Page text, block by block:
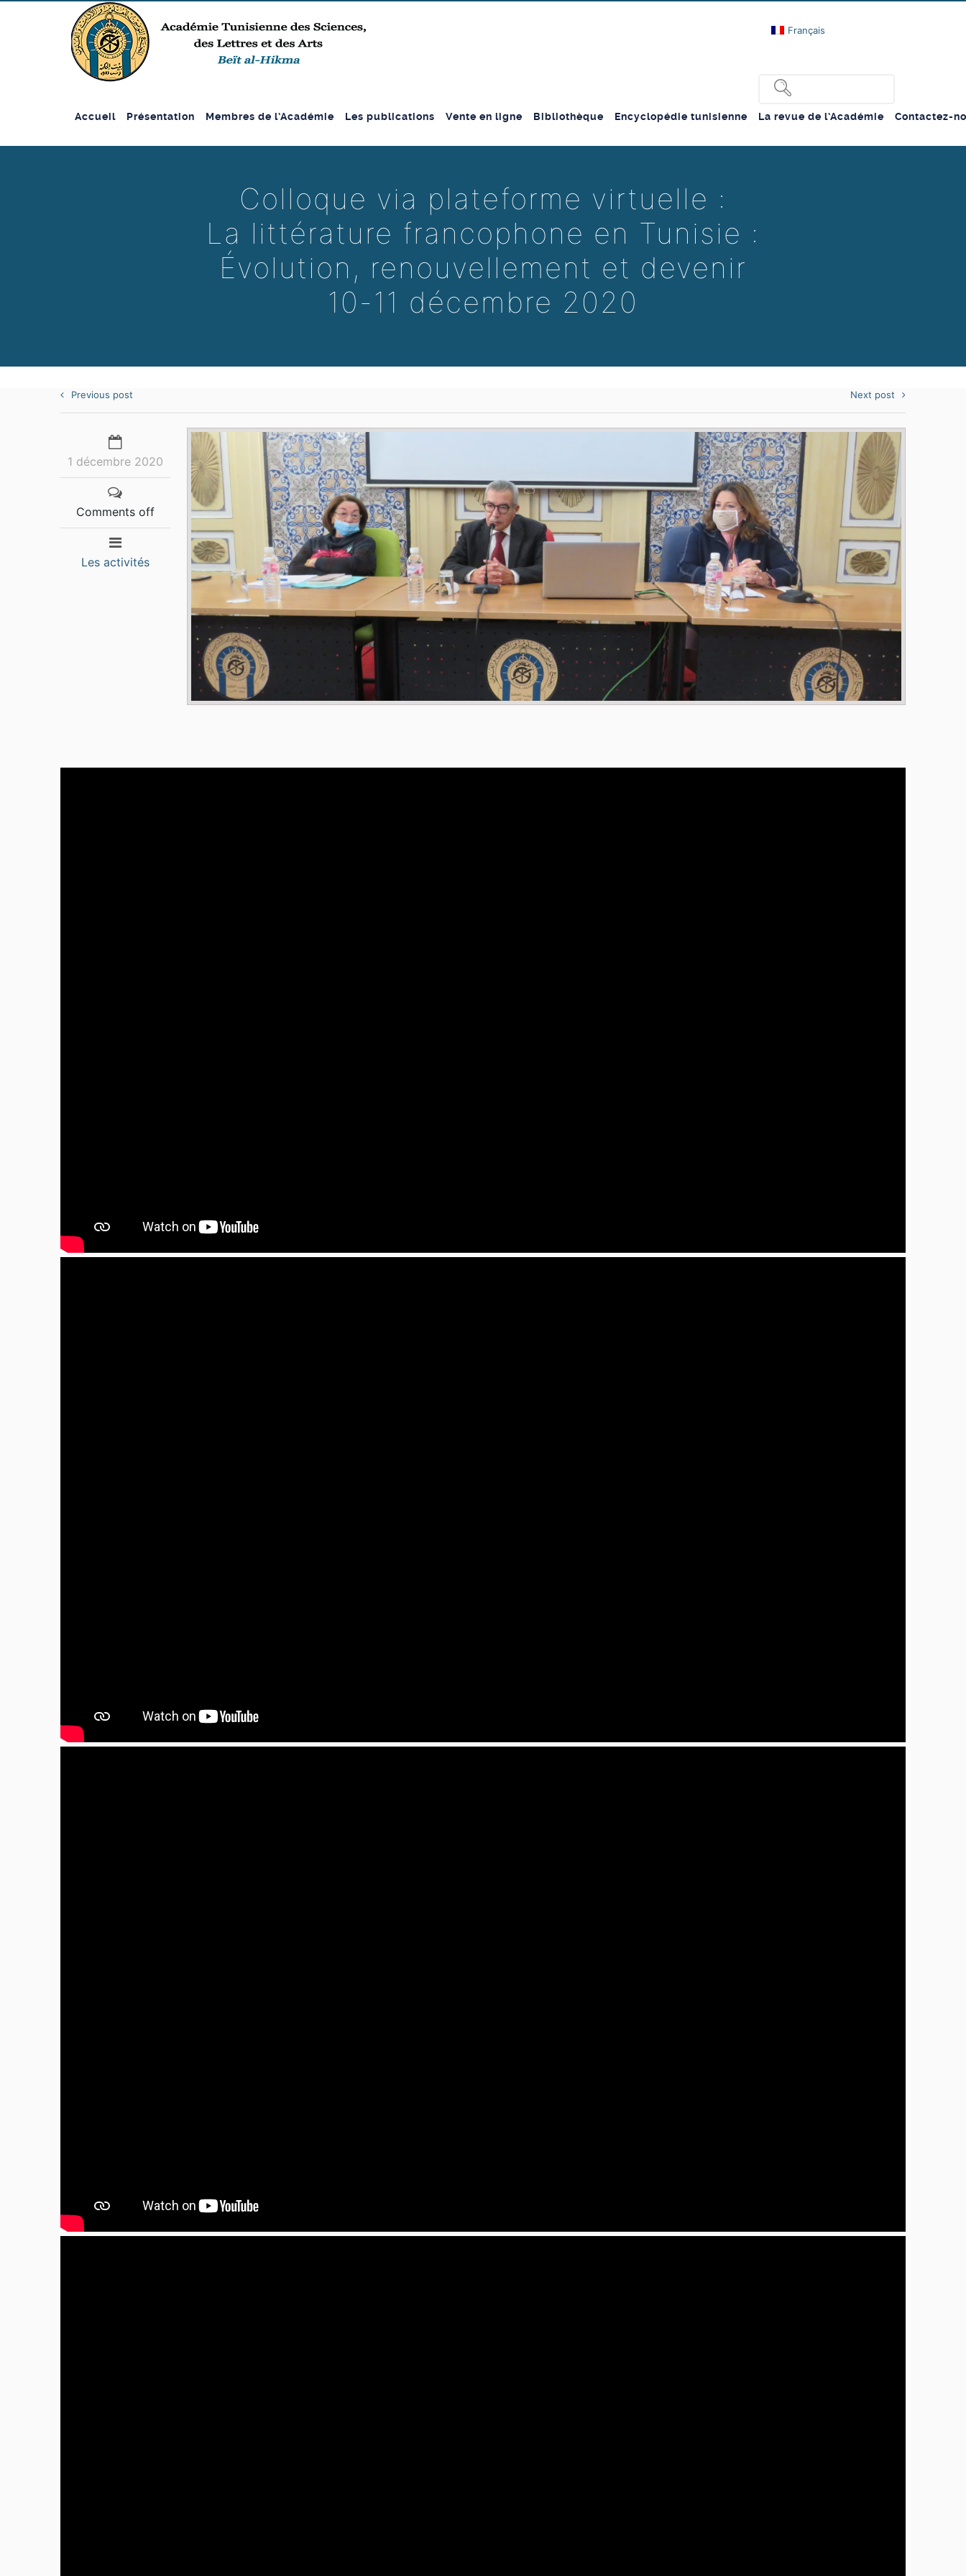
Français
Accueil Présentation Membres de l’Académie Les publications Vente en ligne Bibliothèque Encyclopédie tunisienne La revue de l’Académie Contactez-
Colloque via plateforme virtuelle :
La littérature francophone en Tunisie :
Évolution, renouvellement et devenir
10-11 décembre 2020
Previous post Next post
1 décembre 2020
Comments off
Les activités